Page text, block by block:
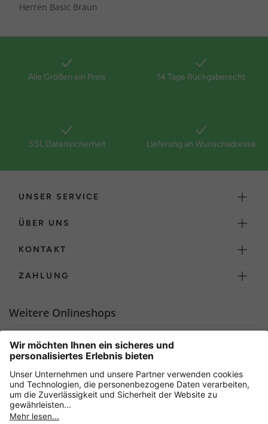
Herren Basic Braun
Alle Größen ein Preis 14 Tage Rückgaberecht
SSL Datensicherheit Lieferung an Wunschadresse
UNSER SERVICE
ÜBER UNS
KONTAKT
ZAHLUNG
Weitere Onlineshops
Sicher einkaufen mit